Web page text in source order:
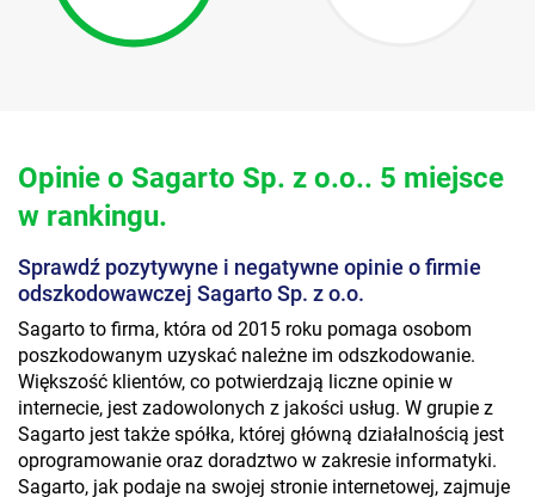
Opinie o Sagarto Sp. z o.o.. 5 miejsce
w rankingu.
Sprawdź pozytywyne i negatywne opinie o firmie
odszkodowawczej Sagarto Sp. z o.o.
Sagarto to firma, która od 2015 roku pomaga osobom
poszkodowanym uzyskać należne im odszkodowanie.
Większość klientów, co potwierdzają liczne opinie w
internecie, jest zadowolonych z jakości usług. W grupie z
Sagarto jest także spółka, której główną działalnością jest
oprogramowanie oraz doradztwo w zakresie informatyki.
Sagarto, jak podaje na swojej stronie internetowej, zajmuje